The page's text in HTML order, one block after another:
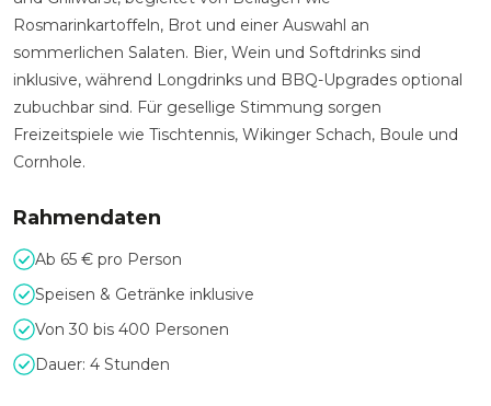
Rosmarinkartoffeln, Brot und einer Auswahl an
sommerlichen Salaten. Bier, Wein und Softdrinks sind
inklusive, während Longdrinks und BBQ-Upgrades optional
zubuchbar sind. Für gesellige Stimmung sorgen
Freizeitspiele wie Tischtennis, Wikinger Schach, Boule und
Cornhole.
Rahmendaten
Ab 65 € pro Person
Speisen & Getränke inklusive
Von 30 bis 400 Personen
Dauer: 4 Stunden